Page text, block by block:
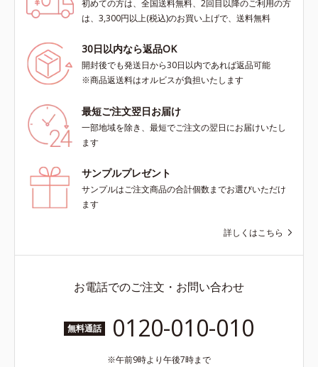
初めての方は、全国送料無料、2回目以降のご利用の方
は、3,300円以上(税込)のお買い上げで、送料無料
30日以内なら返品OK
開封後でも発送日から30日以内であれば返品可能
※商品返送料はオルビスが負担いたします
最短ご注文翌日お届け
一部地域を除き、最短でご注文の翌日にお届けいたし
ます
サンプルプレゼント
サンプルはご注文商品の合計個数までお選びいただけ
ます
詳しくはこちら
お電話でのご注文・お問い合わせ
無料通話 0120-010-010
午前9時より午後7時まで